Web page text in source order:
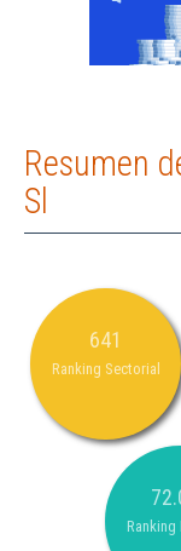
Resumen
Sl
641
Ranking Sectorial
Ranking